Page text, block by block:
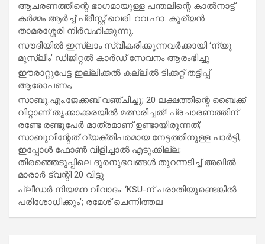
ആചരണത്തിന്റെ ഭാഗമായുള്ള പന്തലിന്റെ കാൽനാട്ട്
കർമ്മം ആർച്ച് പ്രീസ്റ്റ് വെരി. റവ.ഫാ. കുര്യൻ
താമരശ്ശേരി നിർവഹിക്കുന്നു.
സൗദിയില്‍ ഇസ്‌ലാം സ്വീകരിക്കുന്നവര്‍ക്കായി ‘ന്യൂ
മുസ്ലിം’ ഡിജിറ്റല്‍ കാര്‍ഡ് സേവനം ആരംഭിച്ചു
ഈരാറ്റുപേട്ട ഇല്ലിക്കൽ കല്ലിൽ ടിക്കറ്റ് തട്ടിപ്പ്
ആരോപണം;
സാബു.എം.ജേക്കബ് വഞ്ചിച്ചു; 20 ലക്ഷത്തിന്റെ ബൈക്ക്
വിറ്റാണ് തൃക്കാക്കരയില്‍ മത്സരിച്ചത്! പ്രചാരണത്തിന്
രണ്ടേ രണ്ടുപേര്‍ മാത്രമാണ് ഉണ്ടായിരുന്നത്;
സാബുവിന്റേത് വ്യക്തിപരമായ നേട്ടത്തിനുള്ള പാര്‍ട്ടി;
ഇപ്പോള്‍ ഫോണ്‍ വിളിച്ചാല്‍ എടുക്കില്ല;
തിരഞ്ഞെടുപ്പിലെ ദുരനുഭവങ്ങള്‍ തുറന്നടിച്ച് അഖില്‍
മാരാര്‍ ട്വന്റി 20 വിട്ടു
പ്ലീഡർ നിയമന വിവാദം: ‘KSU-ന് പരാതിയുണ്ടെങ്കിൽ
പരിശോധിക്കും’; രമേശ് ചെന്നിത്തല